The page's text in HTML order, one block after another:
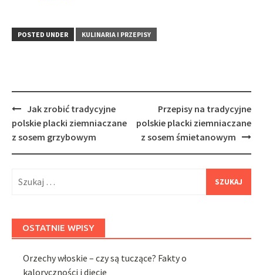
POSTED UNDER KULINARIA I PRZEPISY
Post
navigation
Jak zrobić tradycyjne
polskie placki ziemniaczane
z sosem grzybowym
Przepisy na tradycyjne
polskie placki ziemniaczane
z sosem śmietanowym
OSTATNIE WPISY
Orzechy włoskie – czy są tuczące? Fakty o
kaloryczności i diecie